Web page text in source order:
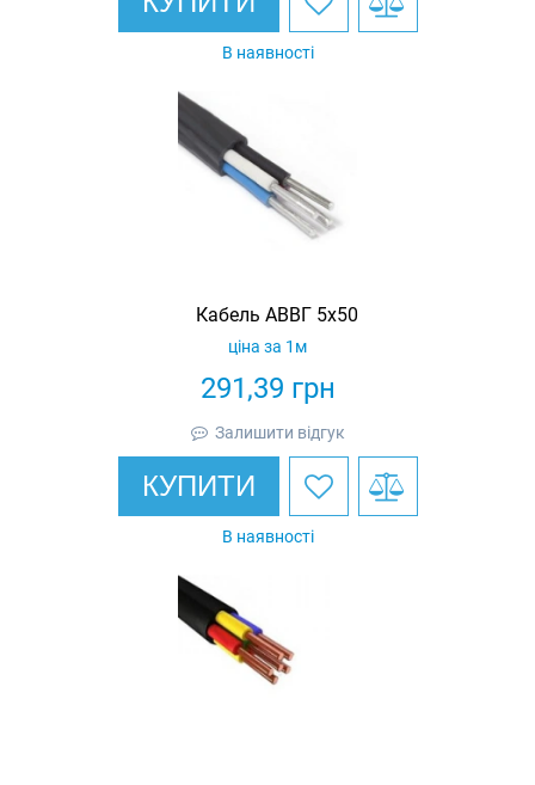
В наявності
Кабель АВВГ 5х50
291,39 грн
ціна за 1м
Залишити відгук
КУПИТИ
В наявності